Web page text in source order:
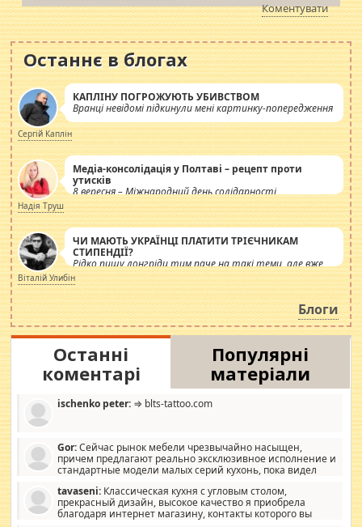
Коментувати
Останнє в блогах
КАПЛІНУ ПОГРОЖУЮТЬ УБИВСТВОМ
Вранці невідомі підкинули мені картинку-попередження
Сергій Каплін
Медіа-консолідація у Полтаві – рецепт проти
утисків
8 вересня – Міжнародний день солідарності
журналістів.
Надія Труш
ЧИ МАЮТЬ УКРАЇНЦІ ПЛАТИТИ ТРІЄЧНИКАМ
СТИПЕНДІЇ?
Рідко пишу лонгріди тим паче на такі теми, але вже
просто дістало! Обурюють сьогоднішні інсенуації
навколо стипендіального питання. Штучно
роздувається ще одна соціальна катастрофа.
Віталій Улибін
Блоги
Останні
коментарі
Популярні
матеріали
ischenko peter: ⇒ blts-tattoo.com
Gor:Сейчас рынок мебели чрезвычайно насыщен,
причем предлагают реально эксклюзивное исполнение и
стандартные модели малых серий кухонь, пока видел
стандартные формы, в MebelOk, креативненько и что главное -
со вкусом все в порядке, без ненужных наворотов удорожающих
мебель, а это не последний фактор.
tavaseni: Классическая кухня с угловым столом,
прекрасный дизайн, высокое качество я приобрела
благодаря интернет магазину, контакты которого вы